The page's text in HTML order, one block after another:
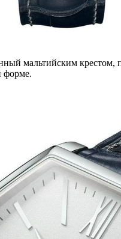
мальтийским
форме.